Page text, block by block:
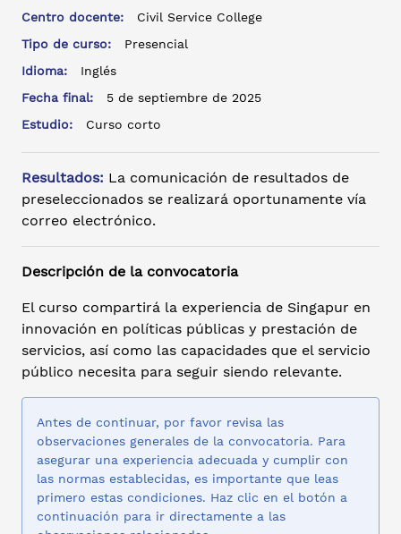
Centro docente:
Civil Service College
Tipo de curso:
Presencial
Idioma:
Inglés
Fecha final:
5 de septiembre de 2025
Estudio:
Curso corto
Resultados: La comunicación de resultados de
preseleccionados se realizará oportunamente vía
correo electrónico.
Descripción de la convocatoria
El curso compartirá la experiencia de Singapur en
innovación en políticas públicas y prestación de
servicios, así como las capacidades que el servicio
público necesita para seguir siendo relevante.
Antes de continuar, por favor revisa las
observaciones generales de la convocatoria. Para
asegurar una experiencia adecuada y cumplir con
las normas establecidas, es importante que leas
primero estas condiciones. Haz clic en el botón a
continuación para ir directamente a las